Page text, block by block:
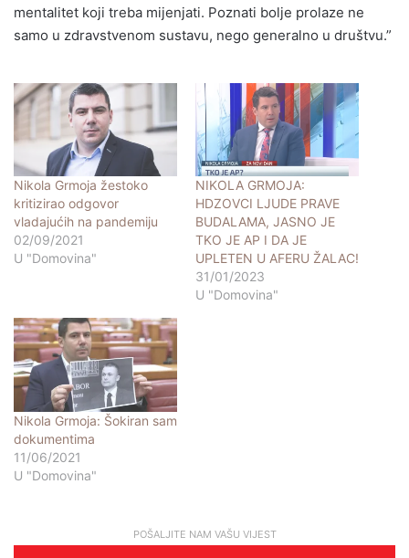
mentalitet koji treba mijenjati. Poznati bolje prolaze ne
samo u zdravstvenom sustavu, nego generalno u društvu.”
Nikola Grmoja žestoko
kritizirao odgovor
vladajućih na pandemiju
02/09/2021
U "Domovina"
NIKOLA GRMOJA:
HDZOVCI LJUDE PRAVE
BUDALAMA, JASNO JE
TKO JE AP I DA JE
UPLETEN U AFERU ŽALAC!
31/01/2023
U "Domovina"
Nikola Grmoja: Šokiran sam
dokumentima
11/06/2021
U "Domovina"
POŠALJITE NAM VAŠU VIJEST